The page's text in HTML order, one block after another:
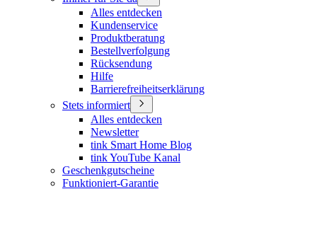
Alles entdecken
Kundenservice
Produktberatung
Bestellverfolgung
Rücksendung
Hilfe
Barrierefreiheitserklärung
Stets informiert
Alles entdecken
Newsletter
tink Smart Home Blog
tink YouTube Kanal
Geschenkgutscheine
Funktioniert-Garantie